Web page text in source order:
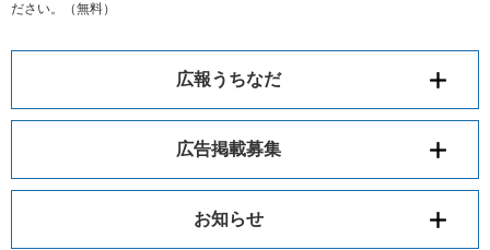
ださい。（無料）
広報うちなだ
広告掲載募集
お知らせ